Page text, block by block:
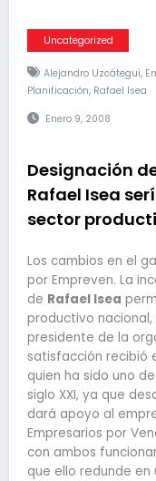
Uncategorized
Alejandro Uzcátegui,
Planificación, Rafael Isea
Enero 9, 2008
Designación
Rafael Isea
sector
Los cambios en el
por Empreven. La
de Rafael Isea
productivo
presidente de la
satisfacción recibió
quien ha sido uno
siglo XXI, ya que
dará apoyo al
Empresarios por
con ambos
que ello redunde